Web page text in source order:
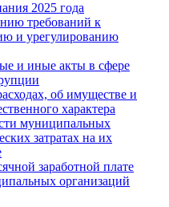
2025 года
требований к
и урегулированию
и иные акты в сфере
об имуществе и
характера
муниципальных
затратах на их
заработной плате
организаций